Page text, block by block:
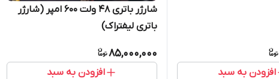
افزودن به سبد
شارژر باتری ۴۸ ولت ۶۰۰ امپر (شارژر
باتری لیفتراک)
85,000,000
افزودن به سبد